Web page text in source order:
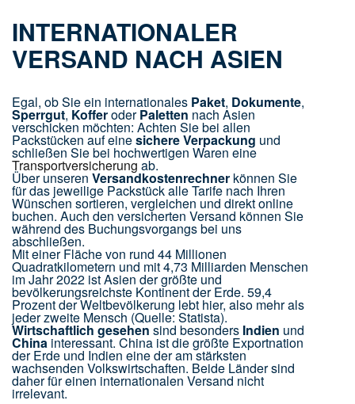
INTERNATIONALER
VERSAND NACH ASIEN
Egal, ob Sie ein internationales Paket, Dokumente,
Sperrgut, KofferoderPaletten nach Asien
verschicken möchten: Achten Sie bei allen
Packstücken auf einesichere Verpackung und
schließen Sie bei hochwertigen Waren eine
Transportversicherung ab.
Über unseren Versandkostenrechner können Sie
für das jeweilige Packstück alle Tarife nach Ihren
Wünschen sortieren, vergleichen und direkt online
buchen. Auch den versicherten Versand können Sie
während des Buchungsvorgangs bei uns
abschließen.
Mit einer Fläche von rund 44 Millionen
Quadratkilometern und mit 4,73 Milliarden Menschen
im Jahr 2022 ist Asien der größte und
bevölkerungsreichste Kontinent der Erde. 59,4
Prozent der Weltbevölkerung lebt hier, also mehr als
jeder zweite Mensch (Quelle: Statista).
Wirtschaftlich gesehen sind besonders Indien und
China interessant. China ist die größte Exportnation
der Erde und Indien eine der am stärksten
wachsenden Volkswirtschaften. Beide Länder sind
daher für einen internationalen Versand nicht
irrelevant.